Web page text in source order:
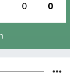
0 0